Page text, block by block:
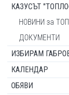
КАЗУСЪТ
НОВИНИ за
ДОКУМЕНТИ
ИЗБИРАМ
КАЛЕНДАР
ОБЯВИ